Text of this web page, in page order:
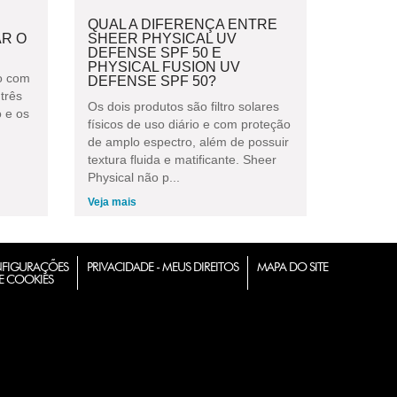
O
com
e os
QUAL A DIFERENÇA ENTRE
SHEER PHYSICAL UV
DEFENSE SPF 50 E
PHYSICAL FUSION UV
DEFENSE SPF 50?
Os dois produtos são filtro solares
físicos de uso diário e com proteção
de amplo espectro, além de possuir
textura fluida e matificante. Sheer
Physical não p...
Veja mais
COOKIES
PRIVACIDADE - MEUS DIREITOS MAPA DO SITE